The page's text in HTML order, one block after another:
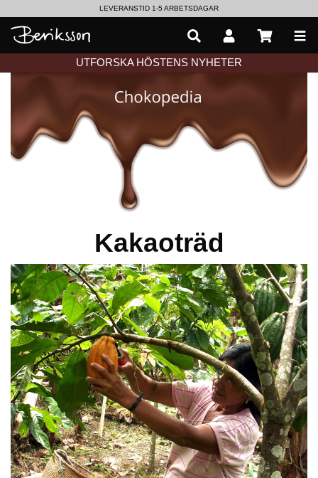
LEVERANSTID 1-5 ARBETSDAGAR
UTFORSKA HÖSTENS NYHETER
Kakaoträd